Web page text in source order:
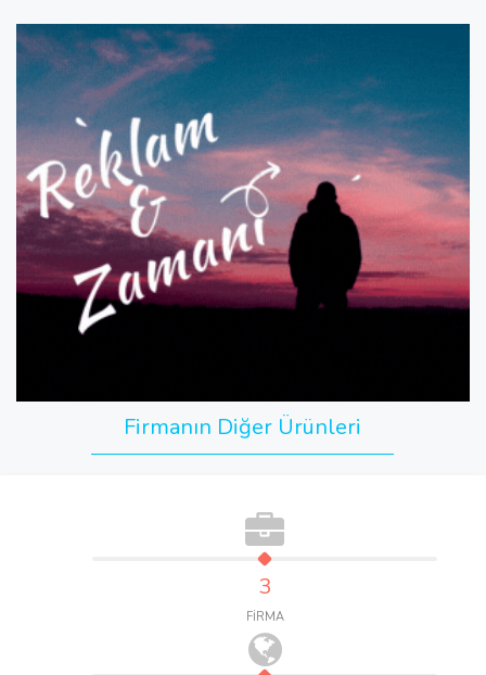
Firmanın Diğer Ürünleri
3
FİRMA